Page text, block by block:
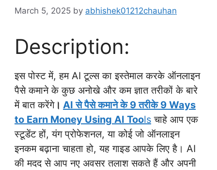
March 5, 2025 by abhishek01212chauhan
Description:
इस पोस्ट में, हम AI टूल्स का इस्तेमाल करके ऑनलाइन
पैसे कमाने के कुछ अनोखे और कम ज्ञात तरीकों के बारे
में बात करेंगे। AI से पैसे कमाने के 9 तरीके 9 Ways
to Earn Money Using AI Tools चाहे आप एक
स्टूडेंट हों, यंग प्रोफेशनल, या कोई जो ऑनलाइन
इनकम बढ़ाना चाहता हो, यह गाइड आपके लिए है। AI
की मदद से आप नए अवसर तलाश सकते हैं और अपनी